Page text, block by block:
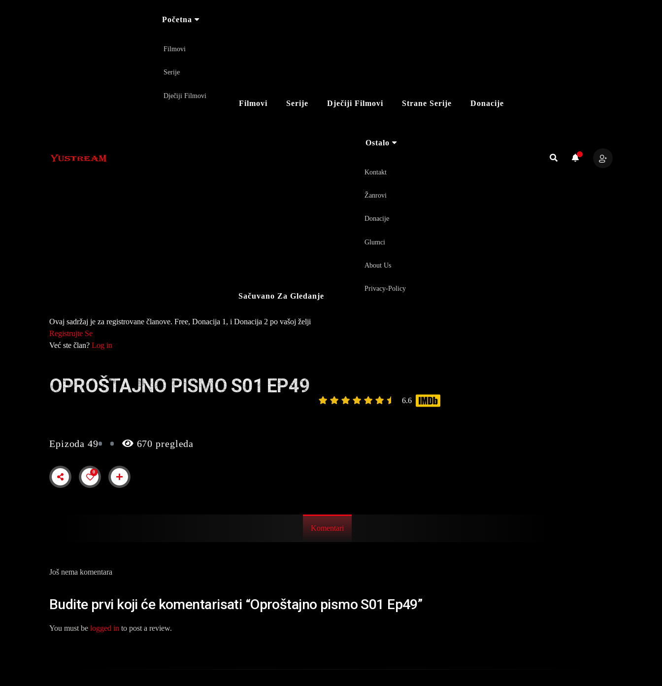
Početna
Filmovi
Serije
Dječiji Filmovi
Filmovi Serije Dječiji Filmovi Strane Serije Donacije
Sačuvano Za Gledanje
Ostalo
Kontakt
Žanrovi
Donacije
Glumci
About Us
Privacy-Policy
Ovaj sadržaj je za registrovane članove. Free, Donacija 1, i Donacija 2 po vašoj želji
Registrujte Se
Već ste član? Log in
OPROŠTAJNO PISMO S01 EP49
6.6
Epizoda 49 670 pregleda
0
Komentari
Još nema komentara
Budite prvi koji će komentarisati “Oproštajno pismo S01 Ep49”
You must be logged in to post a review.